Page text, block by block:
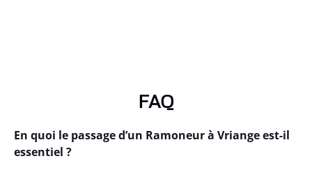
FAQ
En quoi le passage d’un Ramoneur à Vriange est-il
essentiel ?